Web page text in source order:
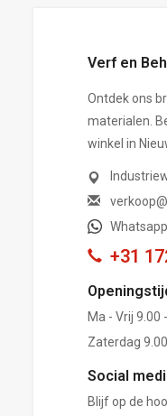
Verf en
Ontdek ons
materialen.
winkel in
+31
Ma - Vrij 9.00
Zaterdag
Social
Blijf op de